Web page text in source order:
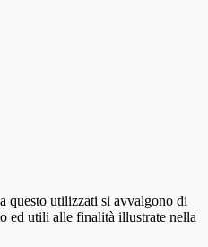
questo utilizzati si avvalgono di
ed utili alle finalità illustrate nella